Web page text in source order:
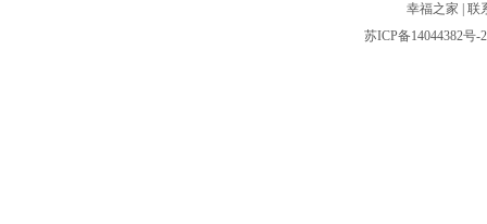
幸福之家
联
苏ICP备14044382号-2